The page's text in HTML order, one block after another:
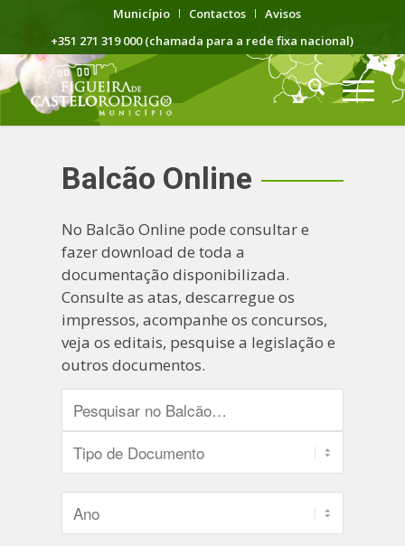
Município Contactos
Avisos
+351 271 319 000 (chamada para a rede fixa nacional)
Balcão Online
No Balcão Online pode consultar e
fazer download de toda a
documentação disponibilizada.
Consulte as atas, descarregue os
impressos, acompanhe os concursos,
veja os editais, pesquise a legislação e
outros documentos.